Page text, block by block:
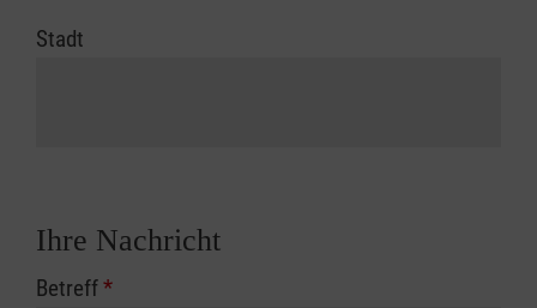
Stadt
Ihre Nachricht
Betreff*